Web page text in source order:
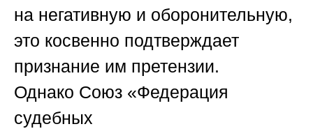
на негативную и оборонительную,
это косвенно подтверждает
признание им претензии.
Однако Союз «Федерация
судебных